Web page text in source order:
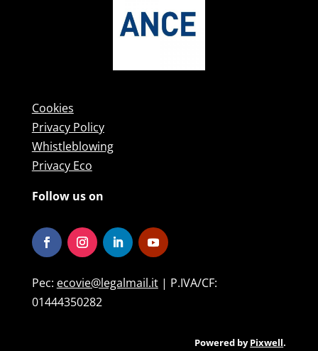
Cookies
Privacy Policy
Whistleblowing
Privacy Eco
Follow us on
Pec: ecovie@legalmail.it| P.IVA/CF:
01444350282
Powered byPixwell.